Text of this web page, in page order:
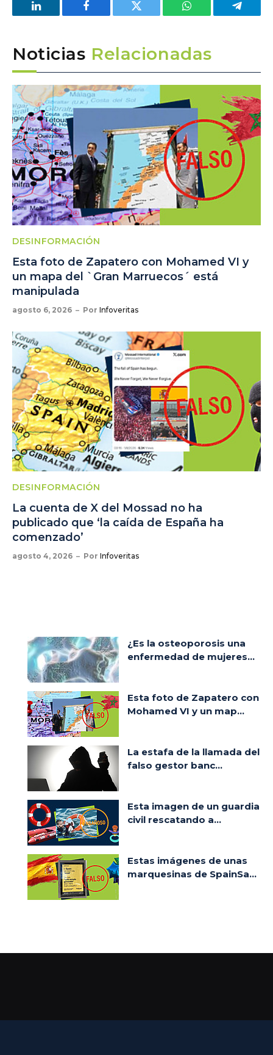
LinkedIn Facebook Twitter WhatsApp
Noticias Relacionadas
DESINFORMACIÓN
Esta foto de Zapatero con Mohamed VI y
un mapa del `Gran Marruecos´ está
manipulada
agosto 6, 2026 Por Infoveritas
DESINFORMACIÓN
La cuenta de X del Mossad no ha
publicado que ‘la caída de España ha
comenzado’
agosto 4, 2026 Por Infoveritas
¿Es la osteoporosis una
enfermedad de mujeres...
Esta foto de Zapatero con
Mohamed VI y un map...
La estafa de la llamada del
falso gestor banc...
Esta imagen de un guardia
civil rescatando a...
Estas imágenes de unas
marquesinas de SpainSa...